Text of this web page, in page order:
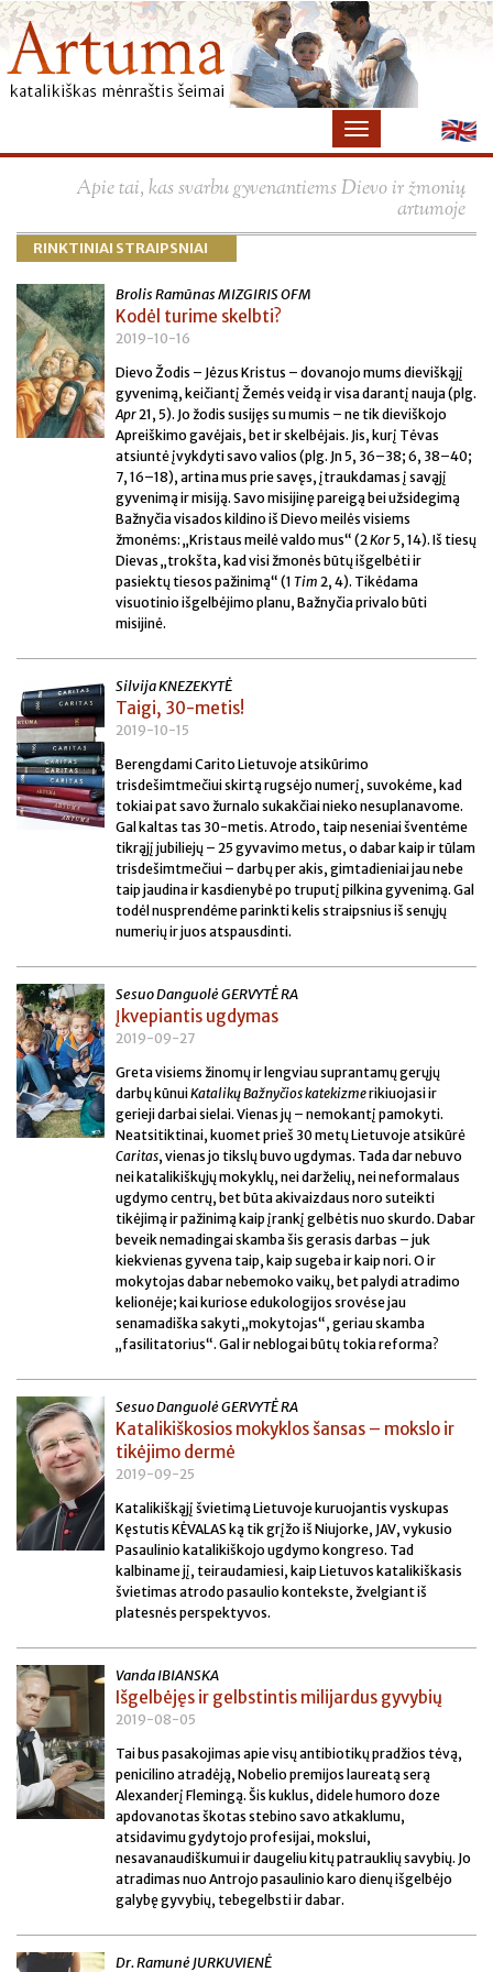
Apie tai, kas svarbu gyvenantiems Dievo ir žmonių
artumoje
RINKTINIAI STRAIPSNIAI
Brolis Ramūnas MIZGIRIS OFM
Kodėl turime skelbti?
2019-10-16
Dievo Žodis – Jėzus Kristus – dovanojo mums dieviškąjį
gyvenimą, keičiantį Žemės veidą ir visa darantį nauja (plg.
Apr21, 5). Jo žodis susijęs su mumis – ne tik dieviškojo
Apreiškimo gavėjais, bet ir skelbėjais. Jis, kurį Tėvas
atsiuntė įvykdyti savo valios (plg. Jn 5, 36–38; 6, 38–40;
7, 16–18), artina mus prie savęs, įtraukdamas į savąjį
gyvenimą ir misiją. Savo misijinę pareigą bei užsidegimą
Bažnyčia visados kildino iš Dievo meilės visiems
žmonėms: „Kristaus meilė valdo mus“ (2Kor5, 14). Iš tiesų
Dievas „trokšta, kad visi žmonės būtų išgelbėti ir
pasiektų tiesos pažinimą“ (1 Tim 2, 4). Tikėdama
visuotinio išgelbėjimo planu, Bažnyčia privalo būti
misijinė.
Silvija KNEZEKYTĖ
Taigi, 30-metis!
2019-10-15
Berengdami Carito Lietuvoje atsikūrimo
trisdešimtmečiui skirtą rugsėjo numerį, suvokėme, kad
tokiai pat savo žurnalo sukakčiai nieko nesuplanavome.
Gal kaltas tas 30-metis. Atrodo, taip neseniai šventėme
tikrąjį jubiliejų – 25 gyvavimo metus, o dabar kaip ir tūlam
trisdešimtmečiui – darbų per akis, gimtadieniai jau nebe
taip jaudina ir kasdienybė po truputį pilkina gyvenimą. Gal
todėl nusprendėme parinkti kelis straipsnius iš senųjų
numerių ir juos atspausdinti.
Sesuo Danguolė GERVYTĖ RA
Įkvepiantis ugdymas
2019-09-27
Greta visiems žinomų ir lengviau suprantamų gerųjų
darbų kūnuiKatalikų Bažnyčios katekizmerikiuojasi ir
gerieji darbai sielai. Vienas jų – nemokantį pamokyti.
Neatsitiktinai, kuomet prieš 30 metų Lietuvoje atsikūrė
Caritas, vienas jo tikslų buvo ugdymas. Tada dar nebuvo
nei katalikiškųjų mokyklų, nei darželių, nei neformalaus
ugdymo centrų, bet būta akivaizdaus noro suteikti
tikėjimą ir pažinimą kaip įrankį gelbėtis nuo skurdo. Dabar
beveik nemadingai skamba šis gerasis darbas – juk
kiekvienas gyvena taip, kaip sugeba ir kaip nori. O ir
mokytojas dabar nebemoko vaikų, bet palydi atradimo
kelionėje; kai kuriose edukologijos srovėse jau
senamadiška sakyti „mokytojas“, geriau skamba
„fasilitatorius“. Gal ir neblogai būtų tokia reforma?
Sesuo Danguolė GERVYTĖ RA
Katalikiškosios mokyklos šansas – mokslo ir
tikėjimo dermė
2019-09-25
Katalikiškąjį švietimą Lietuvoje kuruojantis vyskupas
Kęstutis KĖVALAS ką tik grįžo iš Niujorke, JAV, vykusio
Pasaulinio katalikiškojo ugdymo kongreso. Tad
kalbiname jį, teiraudamiesi, kaip Lietuvos katalikiškasis
švietimas atrodo pasaulio kontekste, žvelgiant iš
platesnės perspektyvos.
Vanda IBIANSKA
Išgelbėjęs ir gelbstintis milijardus gyvybių
2019-08-05
Tai bus pasakojimas apie visų antibiotikų pradžios tėvą,
penicilino atradėją, Nobelio premijos laureatą serą
Alexanderį Flemingą. Šis kuklus, didele humoro doze
apdovanotas škotas stebino savo atkaklumu,
atsidavimu gydytojo profesijai, mokslui,
nesavanaudiškumui ir daugeliu kitų patrauklių savybių. Jo
atradimas nuo Antrojo pasaulinio karo dienų išgelbėjo
galybę gyvybių, tebegelbsti ir dabar.
Dr. Ramunė JURKUVIENĖ
×